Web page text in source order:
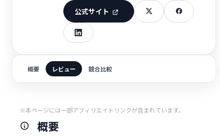
公式サイト
概要 レビュー 競合比較
※本ページには一部アフィリエイトリンクが含まれています。
概要